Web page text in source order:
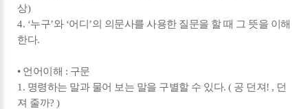
상)
4. ‘누구’와 ‘어디’의 의문사를 사용한 질문을 할 때 그 뜻을 이해
한다.
• 언어이해 : 구문
1. 명령하는 말과 물어 보는 말을 구별할 수 있다. ( 공 던져! , 던
져 줄까? )